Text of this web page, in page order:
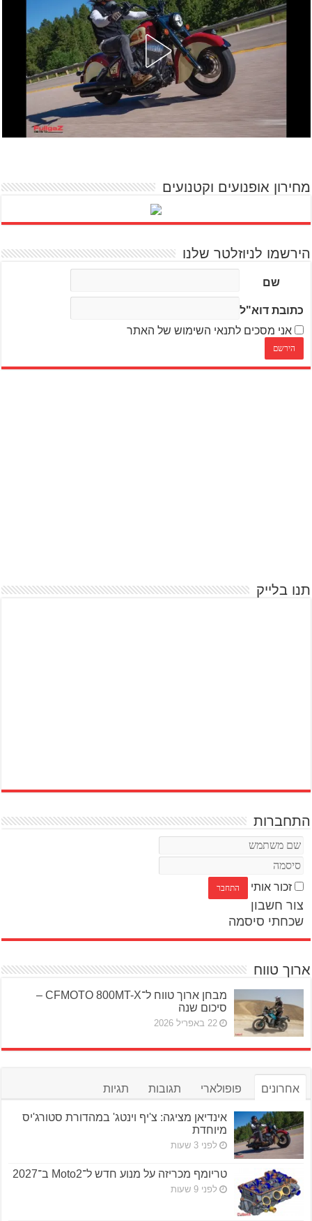
מחירון אופנועים וקטנועים
הירשמו לניוזלטר שלנו
שם
כתובת דוא"ל
אני מסכים לתנאי השימוש של האתר
תנו בלייק
התחברות
זכור אותי
צור חשבון
שכחתי סיסמה
ארוך טווח
מבחן ארוך טווח ל־CFMOTO 800MT-X –
סיכום שנה
22 באפריל 2026
אחרונים פופולארי תגובות תגיות
אינדיאן מציגה: צ'יף וינטג' במהדורת סטורג'יס
מיוחדת
לפני 3 שעות
טריומף מכריזה על מנוע חדש ל־Moto2 ב־2027
לפני 9 שעות